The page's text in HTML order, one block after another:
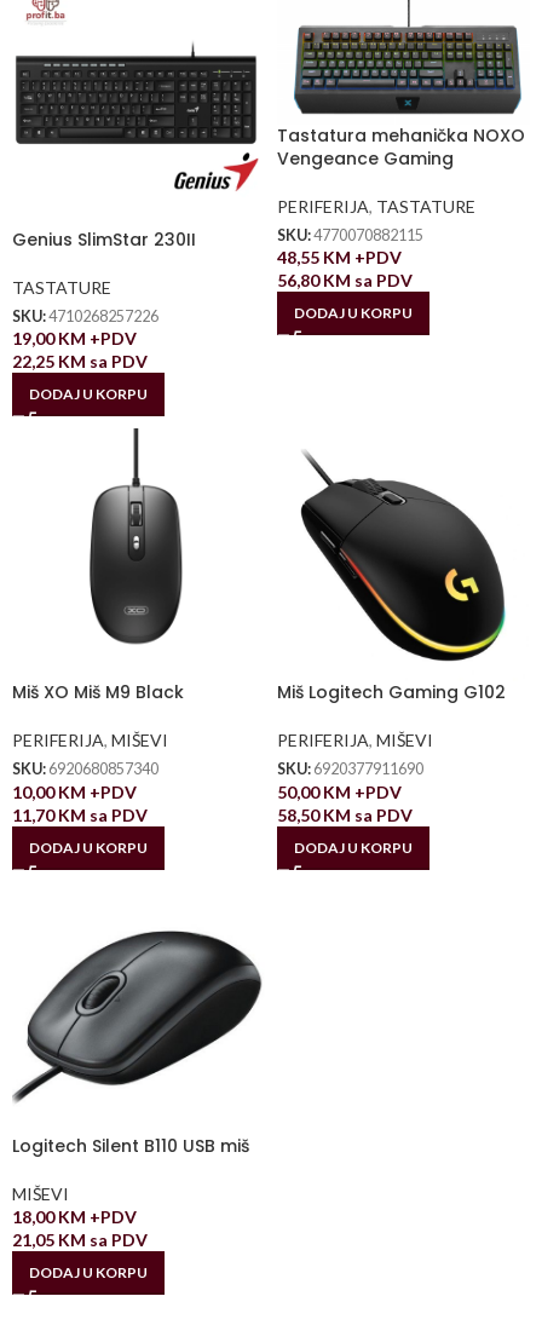
Genius SlimStar 230II
TASTATURE
SKU:4710268257226
19,00KM +PDV
22,25 KM sa PDV
DODAJ U KORPU
Tastatura mehanička NOXO
Vengeance Gaming
PERIFERIJA, TASTATURE
SKU:4770070882115
48,55 KM +PDV
56,80KM sa PDV
DODAJ U KORPU
Miš XO Miš M9 Black
PERIFERIJA, MIŠEVI
SKU: 6920680857340
10,00KM +PDV
11,70KM sa PDV
DODAJ U KORPU
Miš Logitech Gaming G102
PERIFERIJA, MIŠEVI
SKU: 6920377911690
50,00KM +PDV
58,50KM sa PDV
DODAJ U KORPU
Logitech Silent B110 USB miš
MIŠEVI
18,00KM +PDV
21,05 KM sa PDV
DODAJ U KORPU